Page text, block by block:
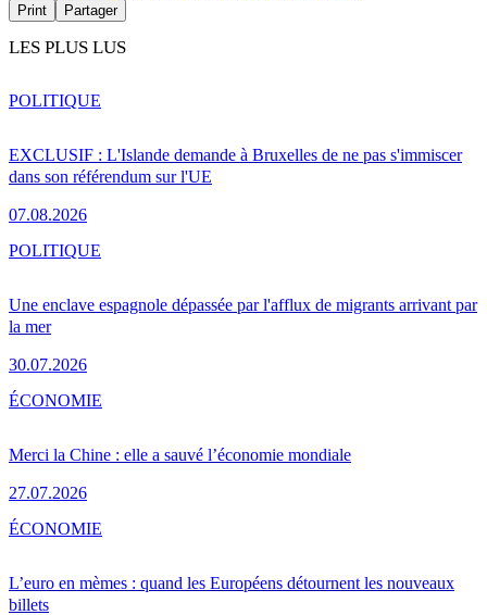
Print Partager
LES PLUS LUS
EXCLUSIF : L'Islande demande à Bruxelles de ne pas s'immiscer
dans son référendum sur l'UE
07.08.2026
POLITIQUE
Une enclave espagnole dépassée par l'afflux de migrants arrivant par
la mer
30.07.2026
POLITIQUE
Merci la Chine : elle a sauvé l’économie mondiale
27.07.2026
ÉCONOMIE
L’euro en mèmes : quand les Européens détournent les nouveaux
billets
ÉCONOMIE